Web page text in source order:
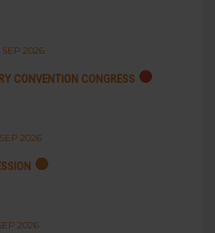
2026
CONVENTION CONGRESS
2026
2026